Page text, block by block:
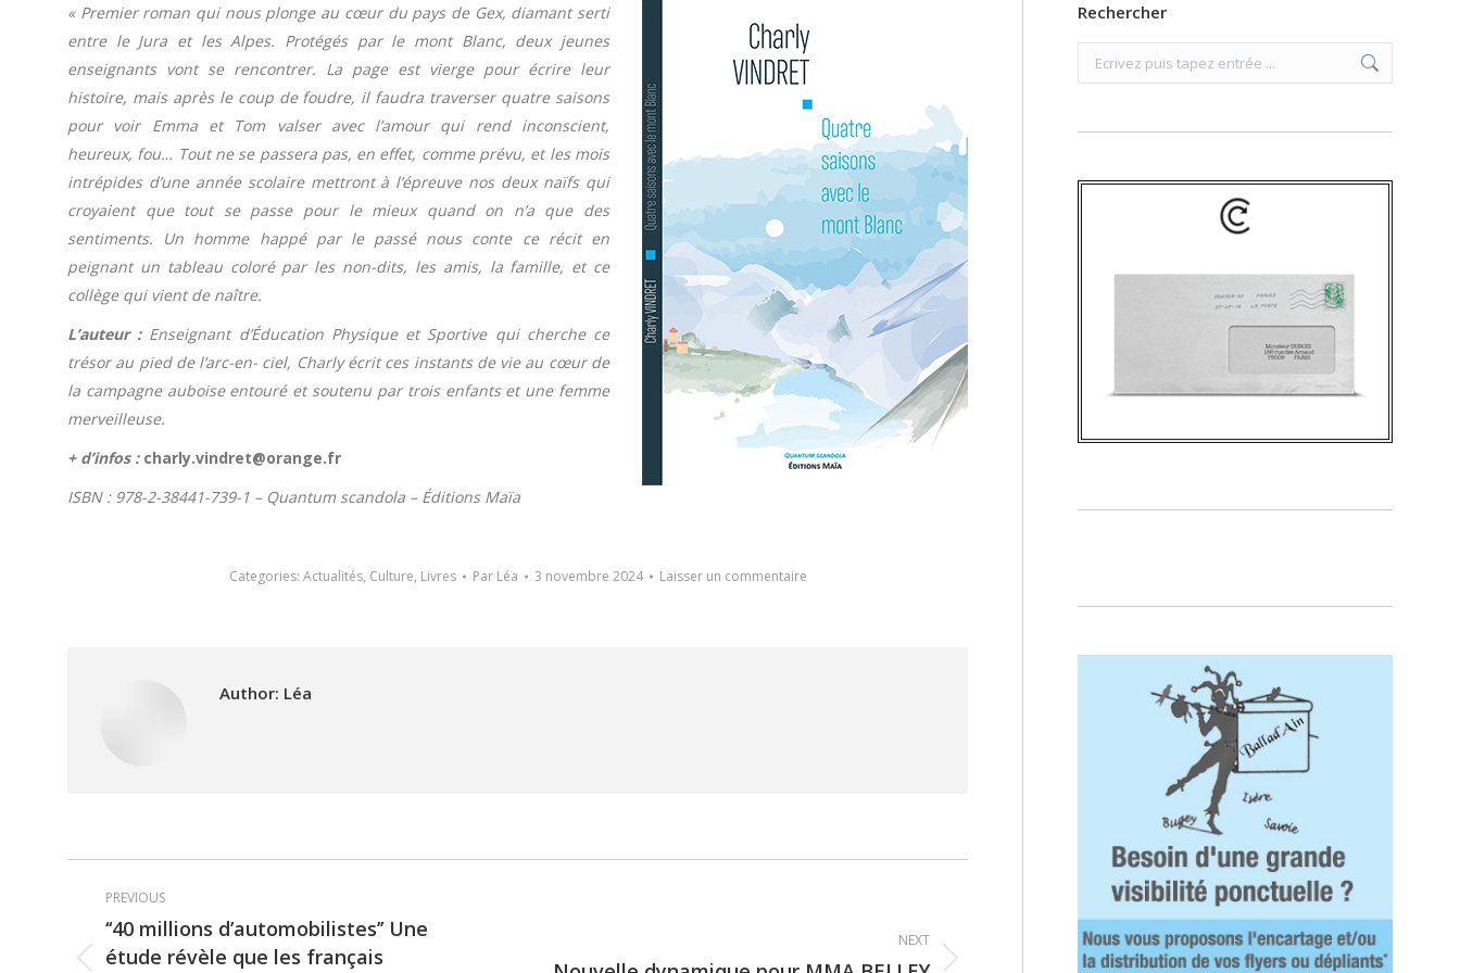
« Premier roman qui nous plonge au cœur du pays de Gex, diamant serti
entre le Jura et les Alpes. Protégés par le mont Blanc, deux jeunes
enseignants vont se rencontrer. La page est vierge pour écrire leur
histoire, mais après le coup de foudre, il faudra traverser quatre saisons
pour voir Emma et Tom valser avec l’amour qui rend inconscient,
heureux, fou… Tout ne se passera pas, en effet, comme prévu, et les mois
intrépides d’une année scolaire mettront à l’épreuve nos deux naïfs qui
croyaient que tout se passe pour le mieux quand on n’a que des
sentiments. Un homme happé par le passé nous conte ce récit en
peignant un tableau coloré par les non-dits, les amis, la famille, et ce
collège qui vient de naître.
L’auteur :Enseignant d’Éducation Physique et Sportive qui cherche ce
trésor au pied de l’arc-en- ciel, Charly écrit ces instants de vie au cœur de
la campagne auboise entouré et soutenu par trois enfants et une femme
merveilleuse.
+ d’infos :charly.vindret@orange.fr
ISBN : 978-2-38441-739-1 – Quantum scandola – Éditions Maïa
Categories: Actualités, Culture, Livres Par Léa 3 novembre 2024 Laisser un commentaire
Author: Léa
Post
navigation
PREVIOUS
‘‘40 millions d’automobilistes’’ Une
étude révèle que les français
NEXT
Rechercher
Search: